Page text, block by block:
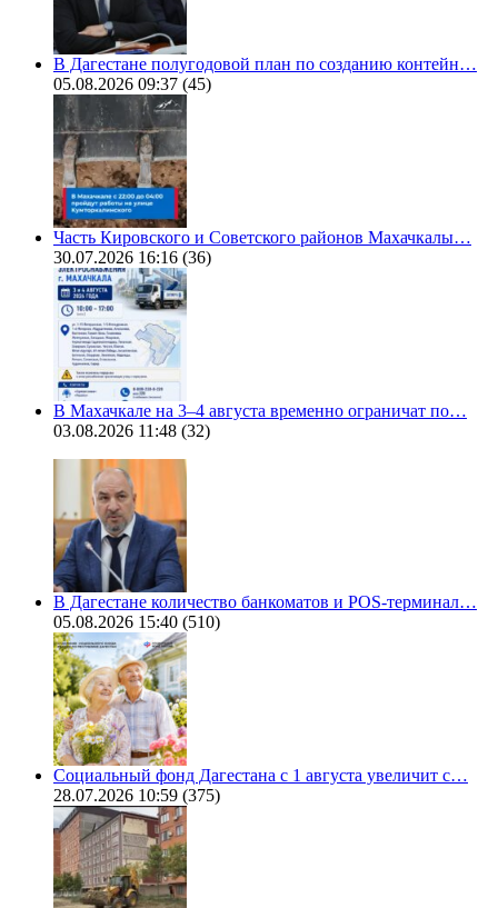
В Дагестане полугодовой план по созданию контейн…
05.08.2026 09:37 (45)
Часть Кировского и Советского районов Махачкалы…
30.07.2026 16:16 (36)
В Махачкале на 3–4 августа временно ограничат по…
03.08.2026 11:48 (32)
В Дагестане количество банкоматов и POS-терминал…
05.08.2026 15:40 (510)
Социальный фонд Дагестана с 1 августа увеличит с…
28.07.2026 10:59 (375)